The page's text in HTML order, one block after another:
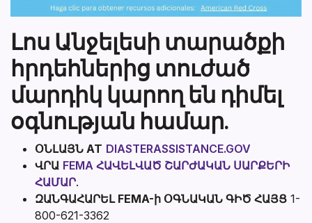
Լոս Անջելեսի տարածքի
հրդեհներից տուժած
մարդիկ կարող են դիմել
օգնության համար.
ՕՆԼԱՅՆ AT DIASTERASSISTANCE.GOV
ՎՐԱ FEMA ՀԱՎԵԼՎԱԾ ՇԱՐԺԱԿԱՆ ՍԱՐՔԵՐԻ
ՀԱՄԱՐ.
ԶԱՆԳԱՀԱՐԵԼ FEMA-ի ՕԳՆԱԿԱՆ ԳԻԾ ՀԱՅՑ 1-
800-621-3362